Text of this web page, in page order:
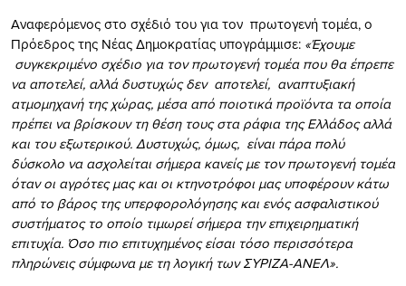
Αναφερόμενος στο σχέδιό του για τον πρωτογενή τομέα, ο
Πρόεδρος της Νέας Δημοκρατίας υπογράμμισε: «Έχουμε
συγκεκριμένο σχέδιο για τον πρωτογενή τομέα που θα έπρεπε
να αποτελεί, αλλά δυστυχώς δεν αποτελεί, αναπτυξιακή
ατμομηχανή της χώρας, μέσα από ποιοτικά προϊόντα τα οποία
πρέπει να βρίσκουν τη θέση τους στα ράφια της Ελλάδος αλλά
και του εξωτερικού. Δυστυχώς, όμως, είναι πάρα πολύ
δύσκολο να ασχολείται σήμερα κανείς με τον πρωτογενή τομέα
όταν οι αγρότες μας και οι κτηνοτρόφοι μας υποφέρουν κάτω
από το βάρος της υπερφορολόγησης και ενός ασφαλιστικού
συστήματος το οποίο τιμωρεί σήμερα την επιχειρηματική
επιτυχία. Όσο πιο επιτυχημένος είσαι τόσο περισσότερα
πληρώνεις σύμφωνα με τη λογική των ΣΥΡΙΖΑ-ΑΝΕΛ».